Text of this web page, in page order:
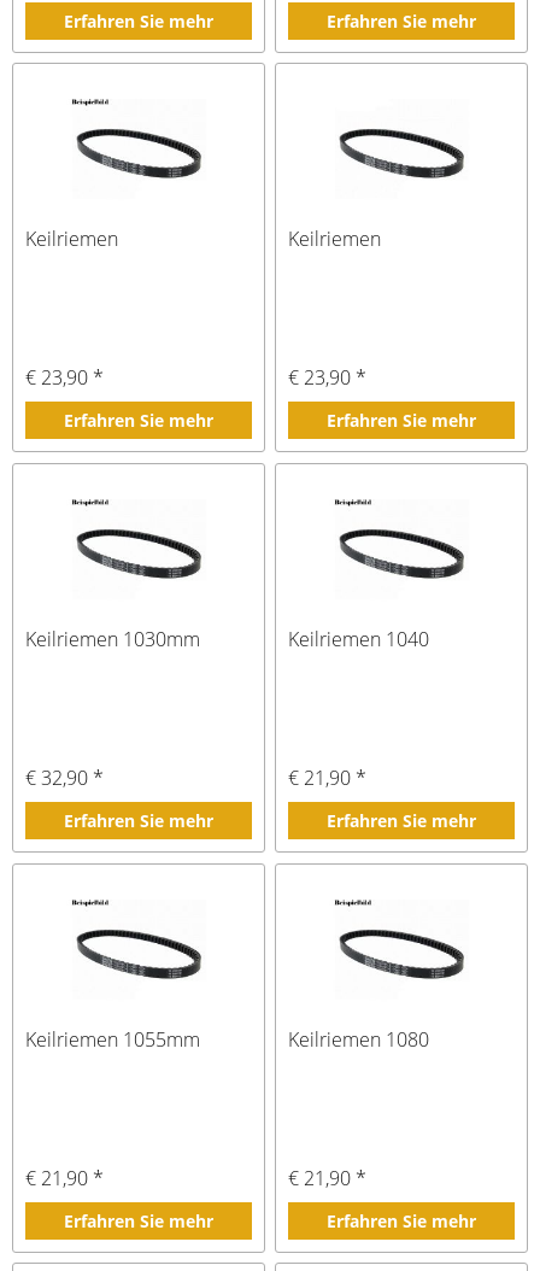
Erfahren Sie mehr Erfahren Sie mehr
Keilriemen
€ 23,90 *
Erfahren Sie mehr
Keilriemen
€ 23,90 *
Erfahren Sie mehr
Keilriemen 1030mm
€ 32,90 *
Erfahren Sie mehr
Keilriemen 1040
€ 21,90 *
Erfahren Sie mehr
Keilriemen 1055mm
€ 21,90 *
Erfahren Sie mehr
Keilriemen 1080
€ 21,90 *
Erfahren Sie mehr